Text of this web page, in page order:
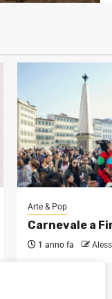
Arte & Pop
Carnevale a
1 anno fa